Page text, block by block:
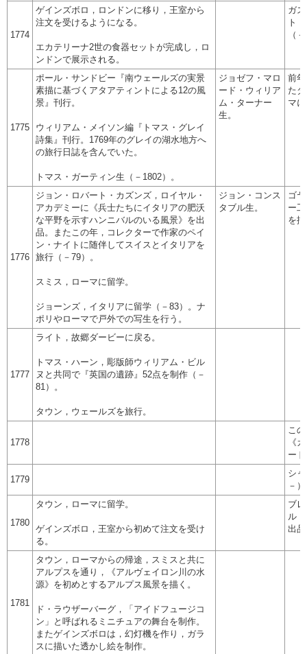
1774
ゲインズボロ，ロンドンに移り，王室から
注文を受けるようになる。
エカテリーナ2世の食器セットが完成し，ロ
ンドンで展示される。
ガ
ト
（
1775
ポール・サンドビー『南ウェールズの実景
素描に基づくアタアティントによる12の風
景』刊行。
ウィリアム・メイソン編『トマス・グレイ
詩集』刊行。1769年のグレイの湖水地方へ
の旅行日誌を含んでいた。
トマス・ガーティン生（－1802）。
ジョゼフ・マロ
ード・ウィリア
ム・ターナー
生。
前
た
マ
1776
ジョン・ロバート・カズンズ，ロイヤル・
アカデミーに《兵士たちにイタリアの肥沃
な平野を示すハンニバルのいる風景》を出
品。またこの年，コレクターで作家のペイ
ン・ナイトに随伴してスイスとイタリアを
旅行（－79）。
スミス，ローマに留学。
ジョーンズ，イタリアに留学（－83）。ナ
ポリやローマで戸外での写生を行う。
ジョン・コンス
タブル生。
ゴ
ー
を
1777
ライト，故郷ダービーに戻る。
トマス・ハーン，彫版師ウィリアム・ビル
ヌと共同で『英国の遺跡』52点を制作（－
81）。
タウン，ウェールズを旅行。
1778
こ
《
ー
1779
シ
－
1780
タウン，ローマに留学。
ゲインズボロ，王室から初めて注文を受け
る。
ブ
ル
出
1781
タウン，ローマからの帰途，スミスと共に
アルプスを通り，《アルヴェイロン川の水
源》を初めとするアルプス風景を描く。
ド・ラウザーバーグ，「アイドフュージコ
ン」と呼ばれるミニチュアの舞台を制作。
またゲインズボロは，幻灯機を作り，ガラ
スに描いた透かし絵を制作。